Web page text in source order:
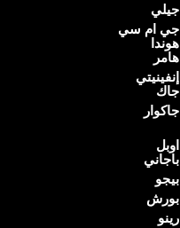
‏جيلي‏
‏جي ام سي‏
‏هوندا‏
‏هامر‏
‏إنفينيتي‏
‏جاك‏
‏جاكوار‏
‏اوبل‏
باجاني
‏بيجو‏
‏بورش‏
‏رينو‏